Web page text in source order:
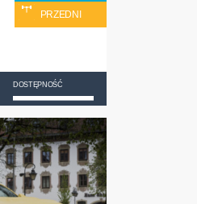
PRZEDNI
DOSTĘPNOŚĆ